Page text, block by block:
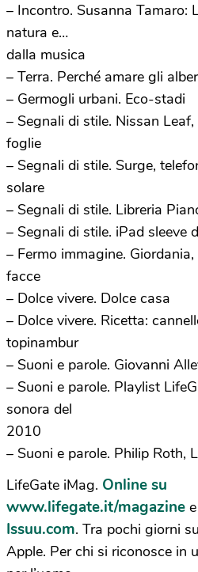
– Incontro. Susanna Tamaro:
natura e…
dalla musica
– Terra. Perché amare gli
– Germogli urbani. Eco-stadi
– Segnali di stile. Nissan
foglie
– Segnali di stile. Surge,
solare
– Segnali di stile. Libreria
– Segnali di stile. iPad sleeve
– Fermo immagine.
facce
– Dolce vivere. Dolce casa
– Dolce vivere. Ricetta:
topinambur
– Suoni e parole. Giovanni
– Suoni e parole. Playlist
sonora del
2010
– Suoni e parole. Philip Roth,
LifeGate iMag. Online su
www.lifegate.it/magazine
Issuu.com. Tra pochi giorni
Apple. Per chi si riconosce in